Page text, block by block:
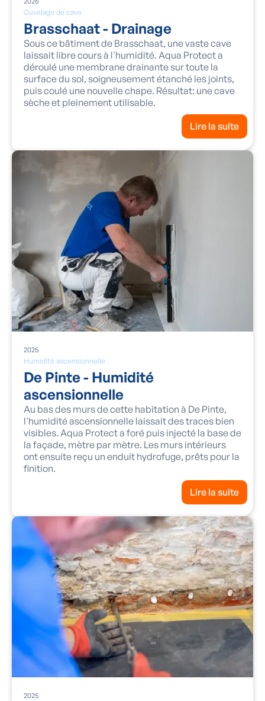
Cuvelage de cave
Brasschaat - Drainage
Sous ce bâtiment de Brasschaat, une vaste cave
laissait libre cours à l'humidité. Aqua Protect a
déroulé une membrane drainante sur toute la
surface du sol, soigneusement étanché les joints,
puis coulé une nouvelle chape. Résultat: une cave
sèche et pleinement utilisable.
Lire la suite
Humidité ascensionnelle
2025
De Pinte - Humidité
ascensionnelle
Au bas des murs de cette habitation à De Pinte,
l'humidité ascensionnelle laissait des traces bien
visibles. Aqua Protect a foré puis injecté la base de
la façade, mètre par mètre. Les murs intérieurs
ont ensuite reçu un enduit hydrofuge, prêts pour la
finition.
Lire la suite
2025